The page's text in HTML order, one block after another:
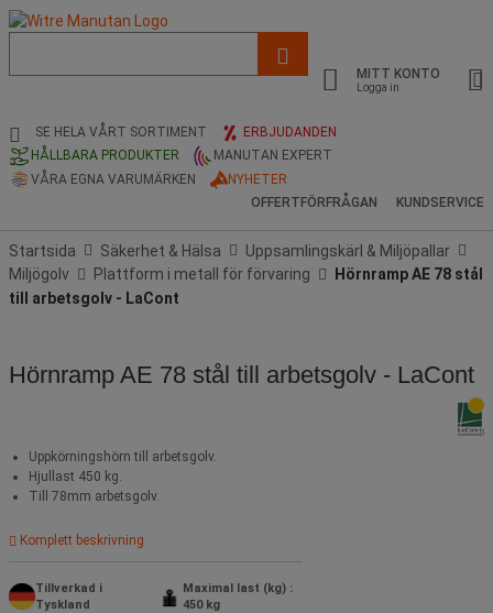
och
sökhistorik
MITT KONTO
Logga in
SE HELA VÅRT SORTIMENT
ERBJUDANDEN
HÅLLBARA PRODUKTER
MANUTAN EXPERT
VÅRA EGNA VARUMÄRKEN
NYHETER
OFFERTFÖRFRÅGAN
KUNDSERVICE
Startsida Säkerhet & Hälsa
Uppsamlingskärl & Miljöpallar
Miljögolv
Plattform i metall för förvaring
Hörnramp AE 78 stål
till arbetsgolv - LaCont
Hörnramp AE 78 stål till arbetsgolv - LaCont
Uppkörningshörn till arbetsgolv.
Hjullast 450 kg.
Till 78mm arbetsgolv.
Komplett beskrivning
Tillverkad i
Tyskland
Maximal last (kg) :
450 kg